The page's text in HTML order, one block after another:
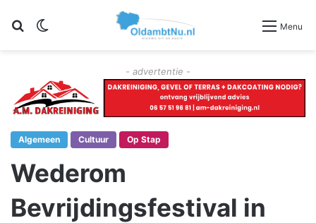
Zoeken Menu
- advertentie -
Algemeen Cultuur Op Stap
Wederom
Bevrijdingsfestival in